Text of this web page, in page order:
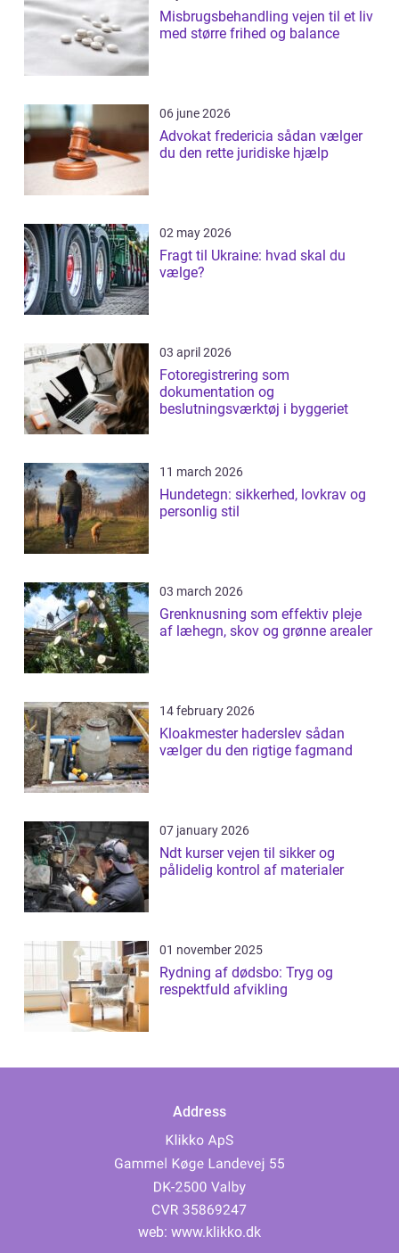
Misbrugsbehandling vejen til et liv
med større frihed og balance
06 june 2026
Advokat fredericia sådan vælger
du den rette juridiske hjælp
02 may 2026
Fragt til Ukraine: hvad skal du
vælge?
03 april 2026
Fotoregistrering som
dokumentation og
beslutningsværktøj i byggeriet
11 march 2026
Hundetegn: sikkerhed, lovkrav og
personlig stil
03 march 2026
Grenknusning som effektiv pleje
af læhegn, skov og grønne arealer
14 february 2026
Kloakmester haderslev sådan
vælger du den rigtige fagmand
07 january 2026
Ndt kurser vejen til sikker og
pålidelig kontrol af materialer
01 november 2025
Rydning af dødsbo: Tryg og
respektfuld afvikling
Address
web: www.klikko.dk